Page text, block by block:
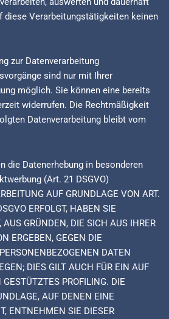
diese Verarbeitungstätigkeiten keinen
zur Datenverarbeitung
sind nur mit Ihrer
möglich. Sie können eine bereits
widerrufen. Die Rechtmäßigkeit
Datenverarbeitung bleibt vom
die Datenerhebung in besonderen
(Art. 21 DSGVO)
AUF GRUNDLAGE VON ART.
ERFOLGT, HABEN SIE
AUS GRÜNDEN, DIE SICH AUS IHRER
ERGEBEN, GEGEN DIE
DATEN
DIES GILT AUCH FÜR EIN AUF
PROFILING. DIE
AUF DENEN EINE
ENTNEHMEN SIE DIESER